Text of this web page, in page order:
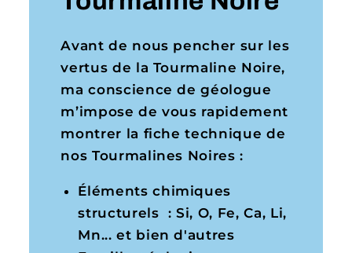
Avant de nous pencher sur les
vertus de la Tourmaline Noire,
ma conscience de géologue
m’impose de vous rapidement
montrer la fiche technique de
nos Tourmalines Noires :
Éléments chimiques
structurels : Si, O, Fe, Ca, Li,
Mn... et bien d'autres